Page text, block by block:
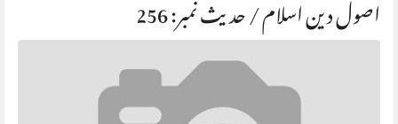
اصول دین اسلام / حديث نمبر: 256